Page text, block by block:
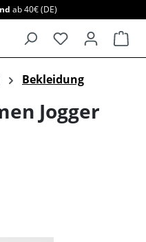
ab 40€ (DE)
Bekleidung
Jogger